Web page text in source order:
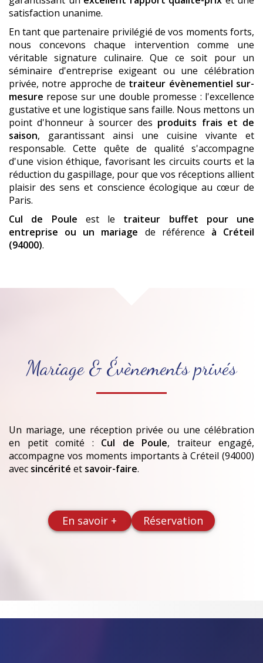
satisfaction unanime.
En tant que partenaire privilégié de vos moments forts,
nous concevons chaque intervention comme une
véritable signature culinaire. Que ce soit pour un
séminaire d'entreprise exigeant ou une célébration
privée, notre approche de traiteur évènementiel sur-
mesure repose sur une double promesse : l'excellence
gustative et une logistique sans faille. Nous mettons un
point d'honneur à sourcer des produits frais et de
saison, garantissant ainsi une cuisine vivante et
responsable. Cette quête de qualité s'accompagne
d'une vision éthique, favorisant les circuits courts et la
réduction du gaspillage, pour que vos réceptions allient
plaisir des sens et conscience écologique au cœur de
Paris.
Cul de Poule est le traiteur buffet pour une
entreprise ou un mariage de référence à Créteil
(94000).
Mariage & Évènements privés
Un mariage, une réception privée ou une célébration
en petit comité : Cul de Poule, traiteur engagé,
accompagne vos moments importantsà Créteil (94000)
avec sincérité et savoir-faire.
En savoir + Réservation